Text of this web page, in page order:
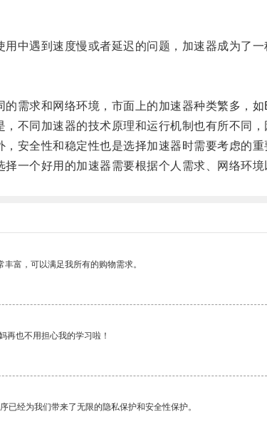
遇到速度慢或者延迟的问题，加速器成为了一
求和网络环境，市面上的加速器种类繁多，如
同加速器的技术原理和运行机制也有所不同，
全性和稳定性也是选择加速器时需要考虑的重
个好用的加速器需要根据个人需求、网络环境
富，可以满足我所有的购物需求。
再也不用担心我的学习啦！
已经为我们带来了无限的隐私保护和安全性保护。